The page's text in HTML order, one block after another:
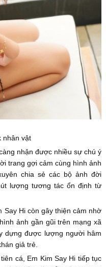
nhân vật
nhận được nhiều sự chú ý
trang gợi cảm cùng hình ảnh
chia sẻ các bộ ảnh đời
lượng tương tác ổn định từ
Say Hi còn gây thiện cảm nhờ
ảnh gần gũi trên mạng xã
dựng được lượng người hâm
giả trẻ.
cá, Em Kim Say Hi tiếp tục